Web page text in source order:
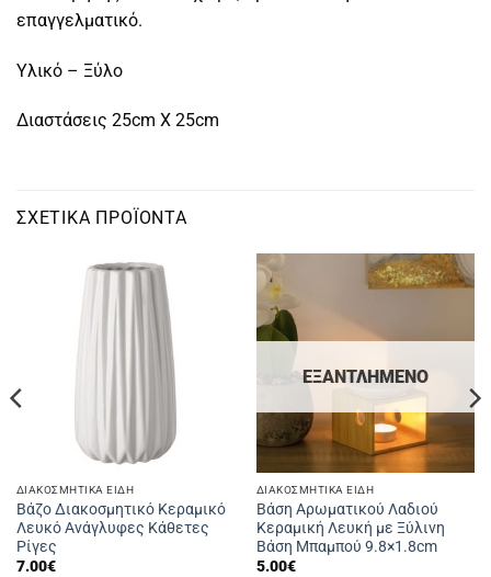
επαγγελματικό.
Υλικό – Ξύλο
Διαστάσεις 25cm X 25cm
ΣΧΕΤΙΚΆ ΠΡΟΪΌΝΤΑ
ΔΙΑΚΟΣΜΗΤΙΚΆ ΕΊΔΗ
Βάζο Διακοσμητικό Κεραμικό
Λευκό Ανάγλυφες Κάθετες
Ρίγες
7.00€
ΕΞΑΝΤΛΗΜΈΝΟ
ΔΙΑΚΟΣΜΗΤΙΚΆ ΕΊΔΗ
Βάση Αρωματικού Λαδιού
Κεραμική Λευκή με Ξύλινη
Βάση Μπαμπού 9.8×1.8cm
5.00€